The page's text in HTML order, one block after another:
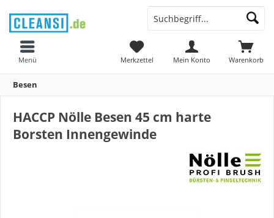
Warenkorb
Merkzettel Mein Konto
Menü
Besen
HACCP Nölle Besen 45 cm harte
Borsten Innengewinde